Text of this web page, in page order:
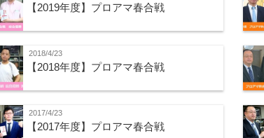
【2019年度】プロアマ春合戦
2018/4/23
【2018年度】プロアマ春合戦
2017/4/23
【2017年度】プロアマ春合戦